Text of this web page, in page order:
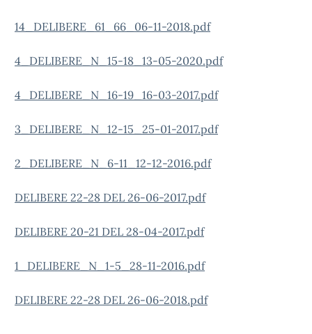
14_DELIBERE_61_66_06-11-2018.pdf
4_DELIBERE_N_15-18_13-05-2020.pdf
4_DELIBERE_N_16-19_16-03-2017.pdf
3_DELIBERE_N_12-15_25-01-2017.pdf
2_DELIBERE_N_6-11_12-12-2016.pdf
DELIBERE 22-28 DEL 26-06-2017.pdf
DELIBERE 20-21 DEL 28-04-2017.pdf
1_DELIBERE_N_1-5_28-11-2016.pdf
DELIBERE 22-28 DEL 26-06-2018.pdf